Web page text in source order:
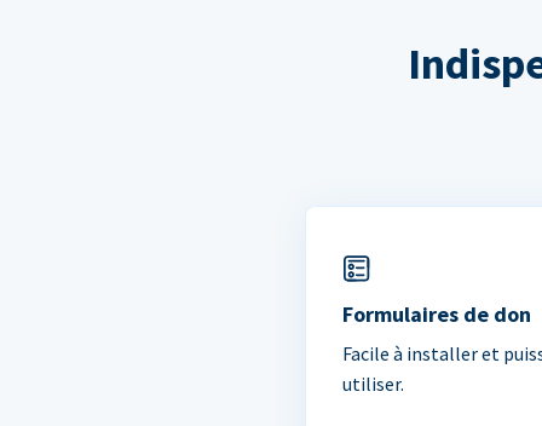
Formulaires de don
Facile à installer et
utiliser.